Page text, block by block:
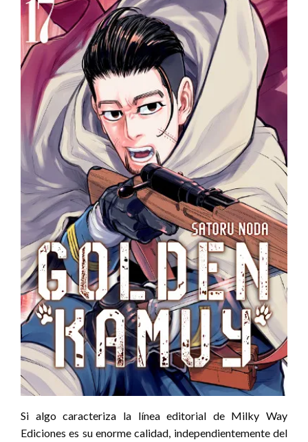
Si algo caracteriza la línea editorial de Milky Way
Ediciones es su enorme calidad, independientemente del